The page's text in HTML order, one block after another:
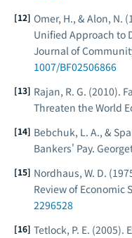
Omer, H., & Alon, N.
Unified Approach to
Journal of
1007/BF02506866
Rajan, R. G. (2010).
Threaten the World
Bebchuk, L. A., &
Bankers' Pay.
Nordhaus, W. D.
Review of Economic
2296528
Tetlock, P. E. (2005).